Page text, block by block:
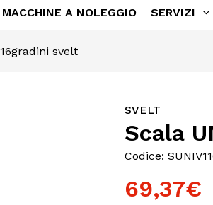
MACCHINE A NOLEGGIO SERVIZI
svelt
SVELT
Scala
Codice:
69,37€